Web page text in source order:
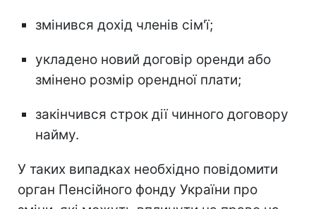
змінився дохід членів сім'ї;
укладено новий договір оренди або
змінено розмір орендної плати;
закінчився строк дії чинного договору
найму.
У таких випадках необхідно повідомити
орган Пенсійного фонду України про